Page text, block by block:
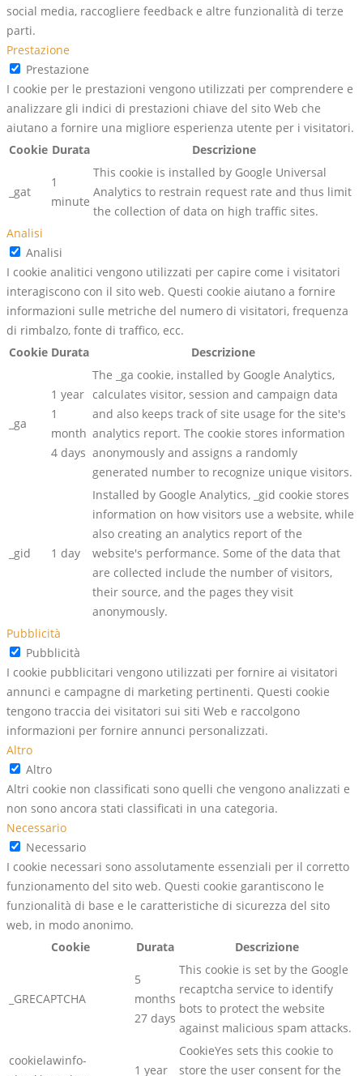
social media, raccogliere feedback e altre funzionalità di terze
parti.
Prestazione
Prestazione
I cookie per le prestazioni vengono utilizzati per comprendere e
analizzare gli indici di prestazioni chiave del sito Web che
aiutano a fornire una migliore esperienza utente per i visitatori.
Cookie Durata Descrizione
_gat
1
minute
This cookie is installed by Google Universal
Analytics to restrain request rate and thus limit
the collection of data on high traffic sites.
Analisi
Analisi
I cookie analitici vengono utilizzati per capire come i visitatori
interagiscono con il sito web. Questi cookie aiutano a fornire
informazioni sulle metriche del numero di visitatori, frequenza
di rimbalzo, fonte di traffico, ecc.
Cookie Durata Descrizione
_ga
1 year
1
month
4 days
The _ga cookie, installed by Google Analytics,
calculates visitor, session and campaign data
and also keeps track of site usage for the site's
analytics report. The cookie stores information
anonymously and assigns a randomly
generated number to recognize unique visitors.
_gid 1 day
Installed by Google Analytics, _gid cookie stores
information on how visitors use a website, while
also creating an analytics report of the
website's performance. Some of the data that
are collected include the number of visitors,
their source, and the pages they visit
anonymously.
Pubblicità
Pubblicità
I cookie pubblicitari vengono utilizzati per fornire ai visitatori
annunci e campagne di marketing pertinenti. Questi cookie
tengono traccia dei visitatori sui siti Web e raccolgono
informazioni per fornire annunci personalizzati.
Altro
Altro
Altri cookie non classificati sono quelli che vengono analizzati e
non sono ancora stati classificati in una categoria.
Necessario
Necessario
I cookie necessari sono assolutamente essenziali per il corretto
funzionamento del sito web. Questi cookie garantiscono le
funzionalità di base e le caratteristiche di sicurezza del sito
web, in modo anonimo.
Cookie
Durata Descrizione
_GRECAPTCHA
5
months
27 days
This cookie is set by the Google
recaptcha service to identify
bots to protect the website
against malicious spam attacks.
cookielawinfo-
1 year
CookieYes sets this cookie to
store the user consent for the